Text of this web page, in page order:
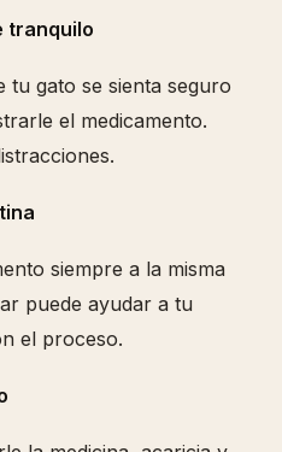
tranquilo
tu gato se sienta seguro
el medicamento.
siempre a la misma
puede ayudar a tu
el proceso.